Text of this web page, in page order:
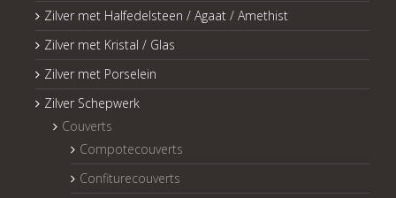
Zilver met Halfedelsteen / Agaat / Amethist
Zilver met Kristal / Glas
Zilver met Porselein
Zilver Schepwerk
Couverts
Compotecouverts
Confiturecouverts